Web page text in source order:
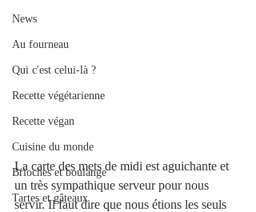
News
Au fourneau
Qui c'est celui-là ?
Recette végétarienne
Recette végan
Cuisine du monde
Brioches et boulange
Tartes et gâteaux
La carte des mets de midi est aguichante et
un très sympathique serveur pour nous
servir. Il faut dire que nous étions les seuls